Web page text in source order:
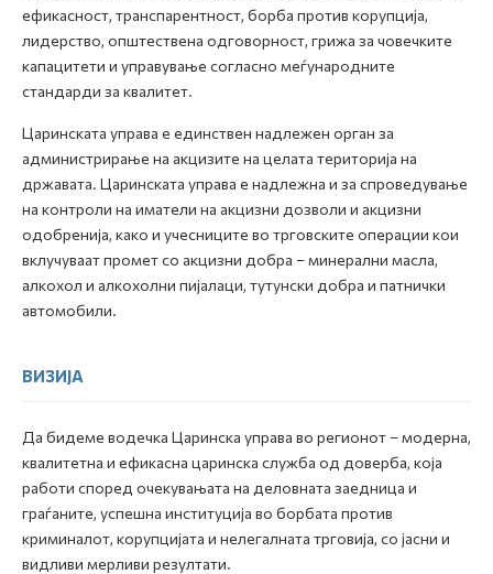
ефикасност, транспарентност, борба против корупција,
лидерство, општествена одговорност, грижа за човечките
капацитети и управување согласно меѓународните
стандарди за квалитет.
Царинската управа е единствен надлежен орган за
администрирање на акцизите на целата територија на
државата. Царинската управа е надлежна и за спроведување
на контроли на иматели на акцизни дозволи и акцизни
одобренија, како и учесниците во трговските операции кои
вклучуваат промет со акцизни добра – минерални масла,
алкохол и алкохолни пијалаци, тутунски добра и патнички
автомобили.
ВИЗИЈА
Да бидеме водечка Царинска управа во регионот – модерна,
квалитетна и ефикасна царинска служба од доверба, која
работи според очекувањата на деловната заедница и
граѓаните, успешна институција во борбата против
криминалот, корупцијата и нелегалната трговија, со јасни и
видливи мерливи резултати.